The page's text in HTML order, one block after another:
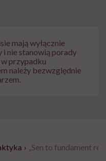
mają wyłącznie
nie stanowią porady
w przypadku
należy bezwzględnie
› „Sen to fundament